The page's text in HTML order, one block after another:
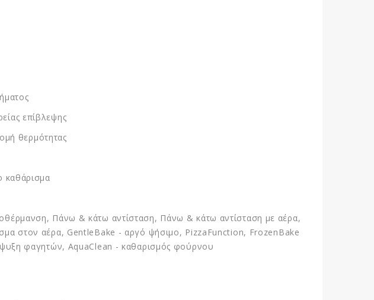
επίβλεψης
θερμότητας
καθάρισμα
Πάνω & κάτω αντίσταση, Πάνω & κάτω αντίσταση με αέρα,
στον αέρα, GentleBake - αργό ψήσιμο, PizzaFunction, FrozenBake
φαγητών, AquaClean - καθαρισμός φούρνου